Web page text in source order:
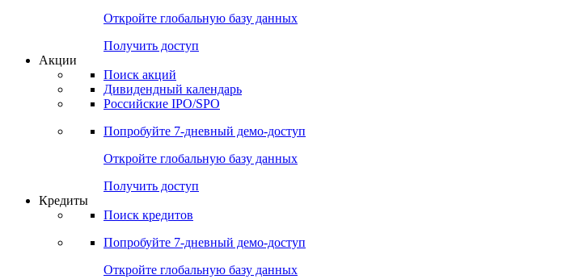
Откройте глобальную базу данных
Получить доступ
Акции
Поиск акций
Дивидендный календарь
Российские IPO/SPO
Попробуйте 7-дневный демо-доступ
Откройте глобальную базу данных
Получить доступ
Кредиты
Поиск кредитов
Попробуйте 7-дневный демо-доступ
Откройте глобальную базу данных